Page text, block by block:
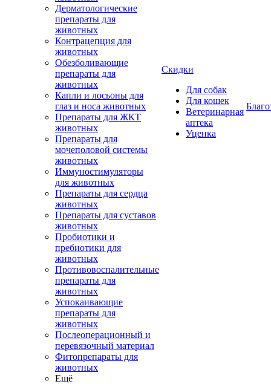
Дерматологические
препараты для
животных
Контрацепция для
животных
Обезболивающие
препараты для
животных
Капли и лосьоны для
глаз и носа животных
Препараты для ЖКТ
животных
Препараты для
мочеполовой системы
животных
Иммуностимуляторы
для животных
Препараты для сердца
животных
Препараты для суставов
животных
Пробиотики и
пребиотики для
животных
Противовоспалительные
препараты для
животных
Успокаивающие
препараты для
животных
Послеоперационный и
перевязочный материал
Фитопрепараты для
животных
Ещё
Скидки
Для собак
Для кошек
Ветеринарная
аптека
Уценка